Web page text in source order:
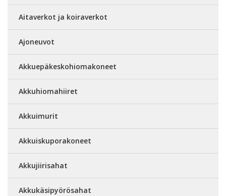
Aitaverkot ja koiraverkot
Ajoneuvot
Akkuepäkeskohiomakoneet
Akkuhiomahiiret
Akkuimurit
Akkuiskuporakoneet
Akkujiirisahat
Akkukäsipyörösahat